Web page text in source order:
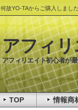
何故YO-TAからご購入しまし
アフィ
アフィリエイト初心者が
TOP 情報商